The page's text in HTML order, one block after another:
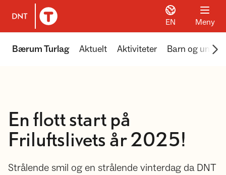
Til DNT.no forside
EN Meny
Bærum Turlag Aktuelt Aktiviteter Barn og unge
En flott start på
Friluftslivets år 2025!
Strålende smil og en strålende vinterdag da DNT